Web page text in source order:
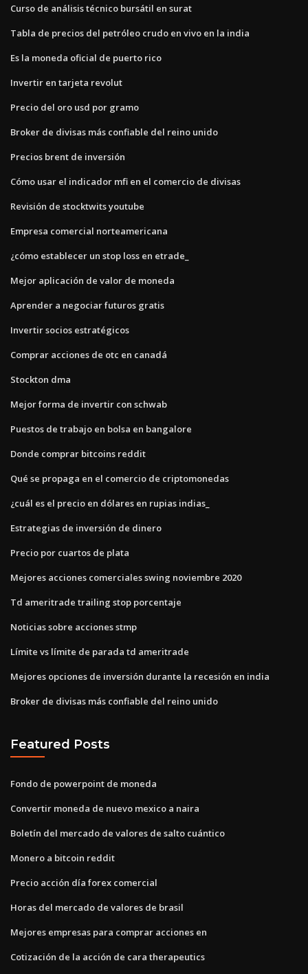
Curso de análisis técnico bursátil en surat
Tabla de precios del petróleo crudo en vivo en la india
Es la moneda oficial de puerto rico
Invertir en tarjeta revolut
Precio del oro usd por gramo
Broker de divisas más confiable del reino unido
Precios brent de inversión
Cómo usar el indicador mfi en el comercio de divisas
Revisión de stocktwits youtube
Empresa comercial norteamericana
¿cómo establecer un stop loss en etrade_
Mejor aplicación de valor de moneda
Aprender a negociar futuros gratis
Invertir socios estratégicos
Comprar acciones de otc en canadá
Stockton dma
Mejor forma de invertir con schwab
Puestos de trabajo en bolsa en bangalore
Donde comprar bitcoins reddit
Qué se propaga en el comercio de criptomonedas
¿cuál es el precio en dólares en rupias indias_
Estrategias de inversión de dinero
Precio por cuartos de plata
Mejores acciones comerciales swing noviembre 2020
Td ameritrade trailing stop porcentaje
Noticias sobre acciones stmp
Límite vs límite de parada td ameritrade
Mejores opciones de inversión durante la recesión en india
Broker de divisas más confiable del reino unido
Featured Posts
Fondo de powerpoint de moneda
Convertir moneda de nuevo mexico a naira
Boletín del mercado de valores de salto cuántico
Monero a bitcoin reddit
Precio acción día forex comercial
Horas del mercado de valores de brasil
Mejores empresas para comprar acciones en
Cotización de la acción de cara therapeutics